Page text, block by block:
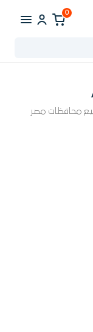
0
محافظات مصر